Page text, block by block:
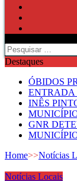
Pesquisar
por:
Destaques
ÓBIDOS
ENTRADA
INÊS
GNR
Home>>Notícias
Notícias Locais